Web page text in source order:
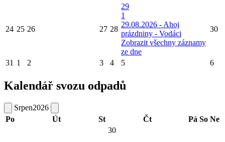
24 25 26 27 28
29
1
29.08.2026 - Ahoj
prázdniny - Vodáci
Zobrazit všechny záznamy
ze dne
30
31 1 2 3 4 5 6
Kalendář svozu odpadů
Srpen2026
Po
Út St Čt Pá So Ne
30